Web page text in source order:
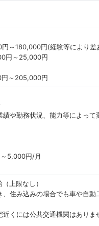
円～180,000円(経験等により差
円～25,000円
205,000円
績や勤務状況、能力等によっ
5,000円/月
上限なし）
、住み込みの場合でも車や自
近くには公共交通機関はありま